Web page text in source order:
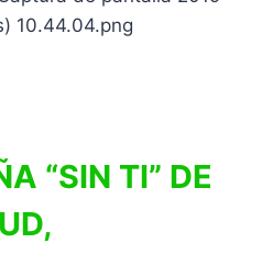
“SIN TI” DE